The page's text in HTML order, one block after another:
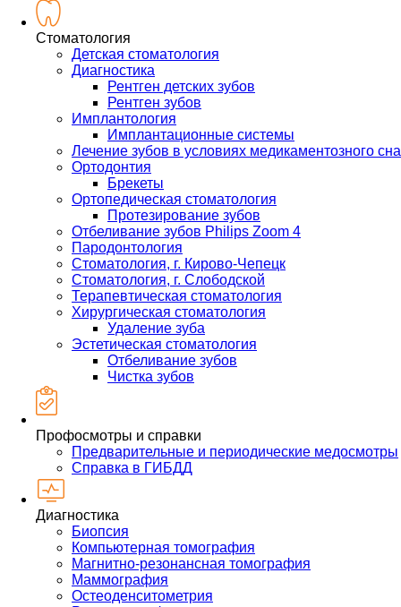
Стоматология
Детская стоматология
Диагностика
Рентген детских зубов
Рентген зубов
Имплантология
Имплантационные системы
Лечение зубов в условиях медикаментозного сна
Ортодонтия
Брекеты
Ортопедическая стоматология
Протезирование зубов
Отбеливание зубов Philips Zoom 4
Пародонтология
Стоматология, г. Кирово-Чепецк
Стоматология, г. Слободской
Терапевтическая стоматология
Хирургическая стоматология
Удаление зуба
Эстетическая стоматология
Отбеливание зубов
Чистка зубов
Профосмотры и справки
Предварительные и периодические медосмотры
Справка в ГИБДД
Диагностика
Биопсия
Компьютерная томография
Магнитно-резонансная томография
Маммография
Остеоденситометрия